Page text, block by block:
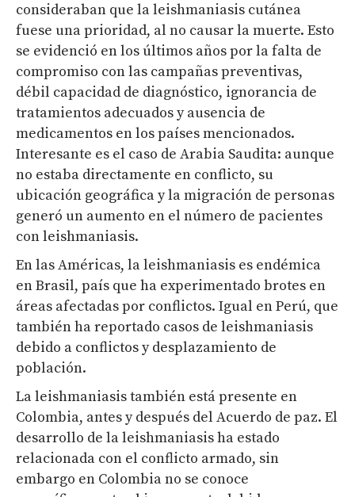
consideraban que la leishmaniasis cutánea
fuese una prioridad, al no causar la muerte. Esto
se evidenció en los últimos años por la falta de
compromiso con las campañas preventivas,
débil capacidad de diagnóstico, ignorancia de
tratamientos adecuados y ausencia de
medicamentos en los países mencionados.
Interesante es el caso de Arabia Saudita: aunque
no estaba directamente en conflicto, su
ubicación geográfica y la migración de personas
generó un aumento en el número de pacientes
con leishmaniasis.
En las Américas, la leishmaniasis es endémica
en Brasil, país que ha experimentado brotes en
áreas afectadas por conflictos. Igual en Perú, que
también ha reportado casos de leishmaniasis
debido a conflictos y desplazamiento de
población.
La leishmaniasis también está presente en
Colombia, antes y después del Acuerdo de paz. El
desarrollo de la leishmaniasis ha estado
relacionada con el conflicto armado, sin
embargo en Colombia no se conoce